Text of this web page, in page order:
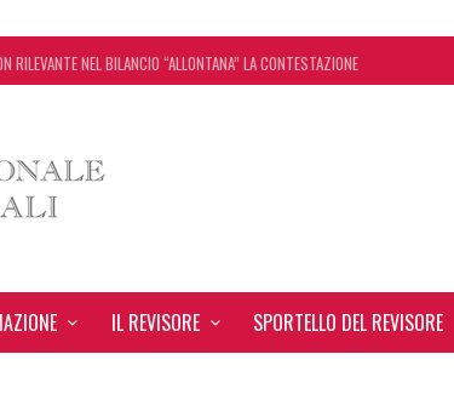
RILEVANTE NEL BILANCIO “ALLONTANA” LA CONTESTAZIONE
IL CONCORDATO UNO ‘SCUDO’ FISCALE DI 4 ANNI
IL REVISORE SPORTELLO DEL REVISORE